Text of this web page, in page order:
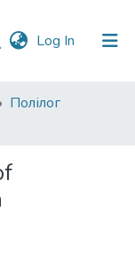
Log In (current)
Полілог